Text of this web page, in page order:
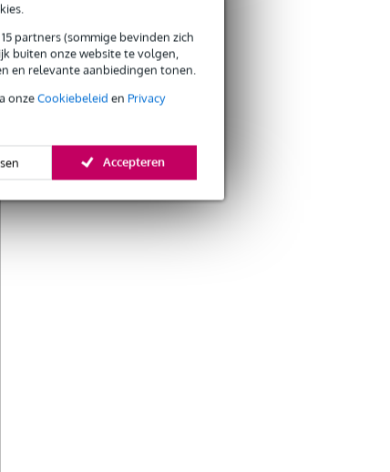
partners (sommige bevinden zich
buiten onze website te volgen,
en relevante aanbiedingen tonen.
onzeCookiebeleid en Privacy
Accepteren